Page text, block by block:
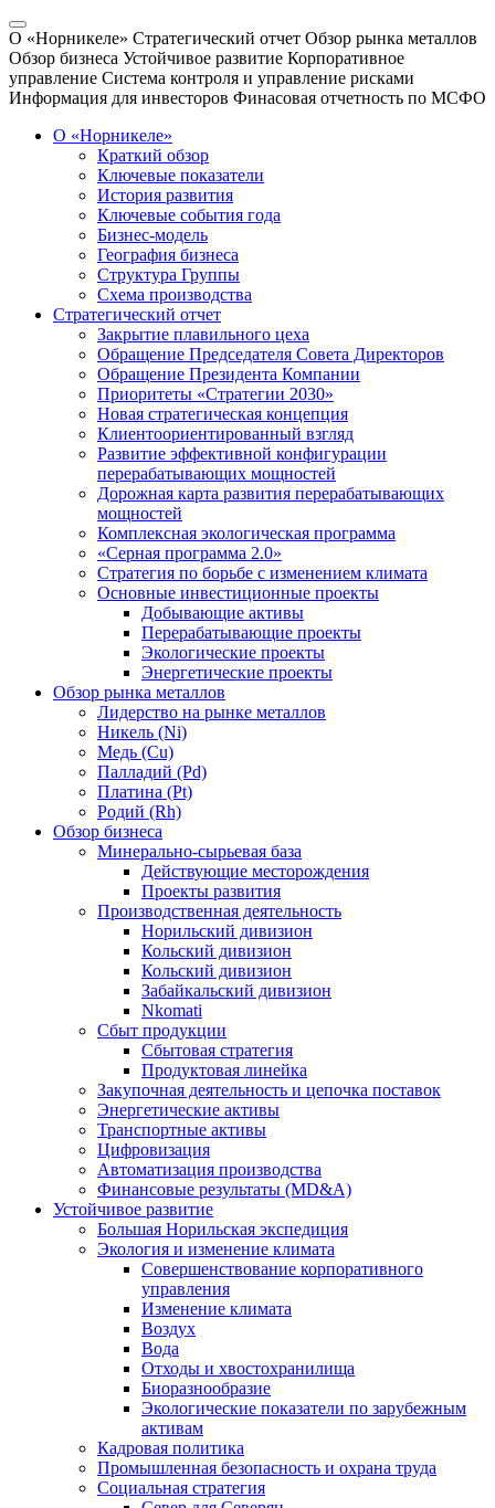
О «Норникеле» Стратегический отчет Обзор рынка металлов
Обзор бизнеса Устойчивое развитие Корпоративное
управление Система контроля и управление рисками
Информация для инвесторов Финасовая отчетность по МСФО
О «Норникеле»
Краткий обзор
Ключевые показатели
История развития
Ключевые события года
Бизнес-модель
География бизнеса
Структура Группы
Схема производства
Стратегический отчет
Закрытие плавильного цеха
Обращение Председателя Совета Директоров
Обращение Президента Компании
Приоритеты «Стратегии 2030»
Новая стратегическая концепция
Клиентоориентированный взгляд
Развитие эффективной конфигурации
перерабатывающих мощностей
Дорожная карта развития перерабатывающих
мощностей
Комплексная экологическая программа
«Серная программа 2.0»
Стратегия по борьбе с изменением климата
Основные инвестиционные проекты
Добывающие активы
Перерабатывающие проекты
Экологические проекты
Энергетические проекты
Обзор рынка металлов
Лидерство на рынке металлов
Никель (Ni)
Медь (Cu)
Палладий (Pd)
Платина (Pt)
Родий (Rh)
Обзор бизнеса
Минерально-сырьевая база
Действующие месторождения
Проекты развития
Производственная деятельность
Норильский дивизион
Кольский дивизион
Кольский дивизион
Забайкальский дивизион
Nkomati
Сбыт продукции
Сбытовая стратегия
Продуктовая линейка
Закупочная деятельность и цепочка поставок
Энергетические активы
Транспортные активы
Цифровизация
Автоматизация производства
Финансовые результаты (MD&A)
Устойчивое развитие
Большая Норильская экспедиция
Экология и изменение климата
Совершенствование корпоративного
управления
Изменение климата
Воздух
Вода
Отходы и хвостохранилища
Биоразнообразие
Экологические показатели по зарубежным
активам
Кадровая политика
Промышленная безопасность и охрана труда
Социальная стратегия